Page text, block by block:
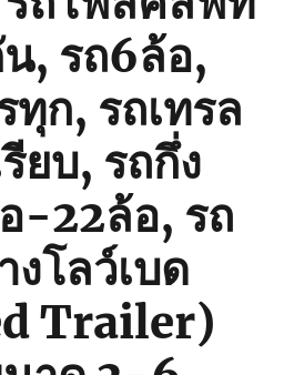
, รถ6ล้อ,
ก, รถเทรล
ยบ, รถกึ่ง
-22ล้อ, รถ
โลว์เบด
Trailer)